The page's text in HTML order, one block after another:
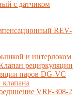
с датчиком
REV-
и интерлоком
рециркуляции
паров DG-VC
VRF-308-2